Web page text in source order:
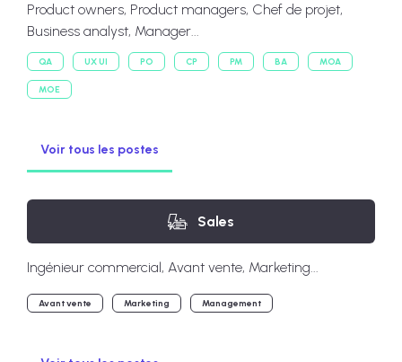
Product owners, Product managers, Chef de projet,
Business analyst, Manager...
QA UX UI PO CP PM BA MOA
MOE
Voir tous les postes
Sales
Ingénieur commercial, Avant vente, Marketing...
Avant vente Marketing Management